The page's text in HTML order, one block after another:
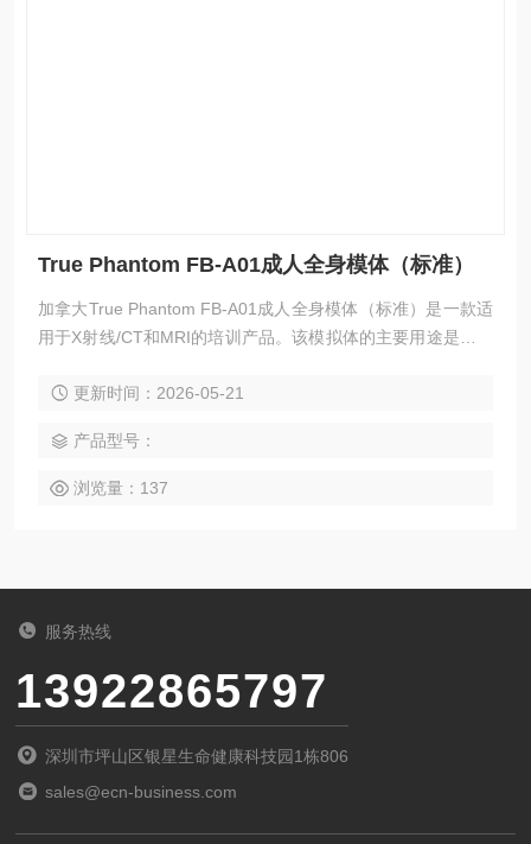
True Phantom FB-A01成人全身模体（标准）
加拿大True Phantom FB-A01成人全身模体（标准）是一款适
用于X射线/CT和MRI的培训产品。该模拟体的主要用途是用于
括通过诊断成像技术进行实践操作，以及通过目视评估确定最
更新时间：2026-05-21
产品型号：
浏览量：137
服务热线
13922865797
深圳市坪山区银星生命健康科技园1栋806
sales@ecn-business.com